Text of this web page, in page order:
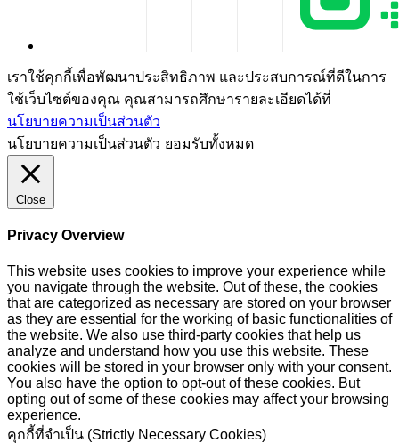
เราใช้คุกกี้เพื่อพัฒนาประสิทธิภาพ และประสบการณ์ที่ดีในการ
ใช้เว็บไซต์ของคุณ คุณสามารถศึกษารายละเอียดได้ที่
นโยบายความเป็นส่วนตัว
นโยบายความเป็นส่วนตัว ยอมรับทั้งหมด
Close
Privacy Overview
This website uses cookies to improve your experience while
you navigate through the website. Out of these, the cookies
that are categorized as necessary are stored on your browser
as they are essential for the working of basic functionalities of
the website. We also use third-party cookies that help us
analyze and understand how you use this website. These
cookies will be stored in your browser only with your consent.
You also have the option to opt-out of these cookies. But
opting out of some of these cookies may affect your browsing
experience.
คุกกี้ที่จำเป็น (Strictly Necessary Cookies)